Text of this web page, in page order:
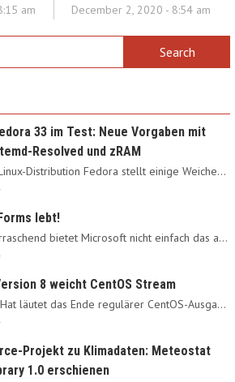
am December 2, 2020 - 8:54 am
33 im Test: Neue Vorgaben mit
Resolved und zRAM
[ad_1] Die Linux-Distribution Fedora stellt einige Weichen neu:…
lebt!
[ad_1] Überraschend bietet Microsoft nicht einfach das alte…
8 weicht CentOS Stream
[ad_1] Red Hat läutet das Ende regulärer CentOS-Ausgaben ein:…
Projekt zu Klimadaten: Meteostat
1.0 erschienen